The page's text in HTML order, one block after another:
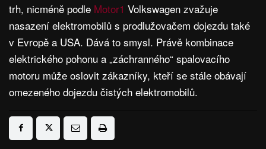
trh, nicméně podle Motor1 Volkswagen zvažuje
nasazení elektromobilů s prodlužovačem dojezdu také
v Evropě a USA. Dává to smysl. Právě kombinace
elektrického pohonu a „záchranného“ spalovacího
motoru může oslovit zákazníky, kteří se stále obávají
omezeného dojezdu čistých elektromobilů.